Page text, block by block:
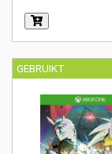
GEBRUIKT